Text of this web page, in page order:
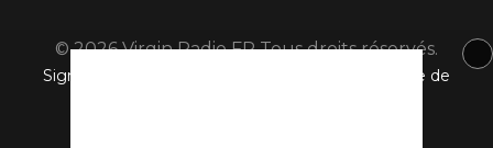
© 2026 Virgin Radio FR Tous droits réservés.
Signaler un contenu
Politique de